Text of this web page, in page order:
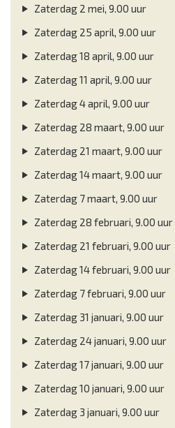
Zaterdag 2 mei, 9.00 uur
Zaterdag 25 april, 9.00 uur
Zaterdag 18 april, 9.00 uur
Zaterdag 11 april, 9.00 uur
Zaterdag 4 april, 9.00 uur
Zaterdag 28 maart, 9.00 uur
Zaterdag 21 maart, 9.00 uur
Zaterdag 14 maart, 9.00 uur
Zaterdag 7 maart, 9.00 uur
Zaterdag 28 februari, 9.00 uur
Zaterdag 21 februari, 9.00 uur
Zaterdag 14 februari, 9.00 uur
Zaterdag 7 februari, 9.00 uur
Zaterdag 31 januari, 9.00 uur
Zaterdag 24 januari, 9.00 uur
Zaterdag 17 januari, 9.00 uur
Zaterdag 10 januari, 9.00 uur
Zaterdag 3 januari, 9.00 uur